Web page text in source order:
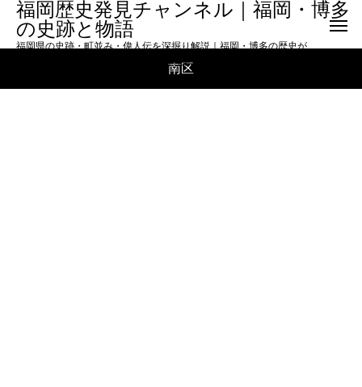
福岡歴史発見チャンネル｜福岡・博多
の史跡と物語
福岡県の史跡・町並み・偉人伝を深掘り解説｜福岡・博多の歴史が
もっと面白くなる！旅の前にも後にも楽しめる「ディープ福岡」へ
南区